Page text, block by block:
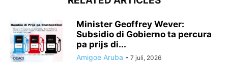
Minister Geoffrey Wever:
Subsidio di Gobierno ta percura
pa prijs di...
Amigoe Aruba - 7 juli, 2026